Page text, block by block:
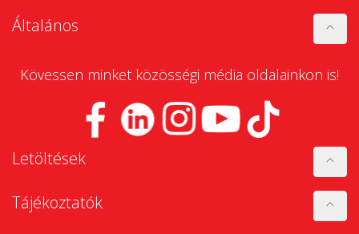
Általános
Kövessen minket közösségi média oldalainkon is!
Letöltések
Tájékoztatók